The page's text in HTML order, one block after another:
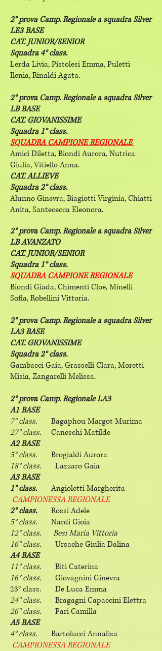
2° prova Camp. Regionale a squadra Silver
LE3 BASE
CAT. JUNIOR/SENIOR
Squadra 4° class.
Lerda Livia, Pistolesi Emma, Puletti
Ilenia, Rinaldi Agata.
2° prova Camp. Regionale a squadra Silver
LB BASE
CAT. GIOVANISSIME
Squadra 1° class.
SQUADRA CAMPIONE REGIONALE
Amici Diletta, Biondi Aurora, Nutrica
Giulia, Vitiello Anna.
CAT. ALLIEVE
Squadra 2° class.
Alunno Ginevra, Biagiotti Virginia, Chiatti
Anita, Santececca Eleonora.
2° prova Camp. Regionale a squadra Silver
LB AVANZATO
CAT. JUNIOR/SENIOR
Squadra 1° class.
SQUADRA CAMPIONE REGIONALE
Biondi Giada, Chimenti Cloe, Minelli
Sofia, Robellini Vittoria.
2° prova Camp. Regionale a squadra Silver
LA3 BASE
CAT. GIOVANISSIME
Squadra 2° class.
Gambacci Gaia, Grasselli Clara, Moretti
Misia, Zangarelli Melissa.
2° prova Camp. Regionale LA3
A1 BASE
7° class.
Bagaphou Margot Murima
27° class.
Caneschi Matilde
A2 BASE
5° class.
Brogialdi Aurora
18° class.
Lazzaro Gaia
A3 BASE
1° class.Angioletti Margherita
CAMPIONESSA REGIONALE
2° class.Rossi Adele
5° class. Nardi Gioia
12° class. Besi Maria Vittoria
16° class. Ursache Giulia Dalina
A4 BASE
11° class. Biti Caterina
16° class. Giovagnini Ginevra
23° class. De Luca Emma
24° class. Bragagni Capaccini Elettra
26° class. Pari Camilla
A5 BASE
4° class. Bartolucci Annalisa
CAMPIONESSA REGIONALE